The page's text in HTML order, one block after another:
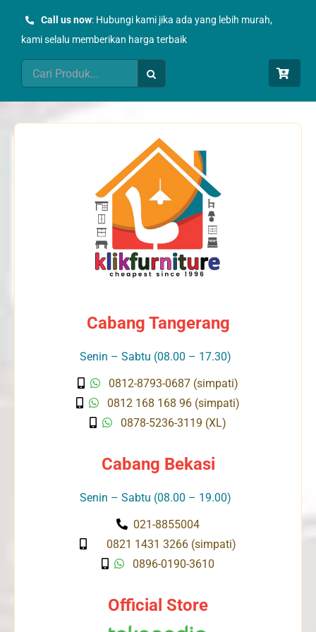
Call us now: Hubungi kami jika ada yang lebih murah,
kami selalu memberikan harga terbaik
Search
for:
Cabang Tangerang
Senin – Sabtu (08.00 – 17.30)
0812-8793-0687 (simpati)
0812 168 168 96 (simpati)
0878-5236-3119 (XL)
Cabang Bekasi
Senin – Sabtu (08.00 – 19.00)
021-8855004
0821 1431 3266 (simpati)
0896-0190-3610
Official Store